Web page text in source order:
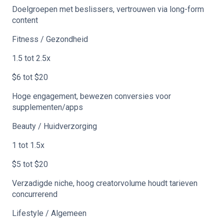
Doelgroepen met beslissers, vertrouwen via long-form
content
Fitness / Gezondheid
1.5 tot 2.5x
$6 tot $20
Hoge engagement, bewezen conversies voor
supplementen/apps
Beauty / Huidverzorging
1 tot 1.5x
$5 tot $20
Verzadigde niche, hoog creatorvolume houdt tarieven
concurrerend
Lifestyle / Algemeen